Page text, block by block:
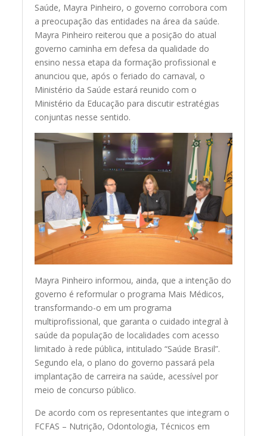
Saúde, Mayra Pinheiro, o governo corrobora com
a preocupação das entidades na área da saúde.
Mayra Pinheiro reiterou que a posição do atual
governo caminha em defesa da qualidade do
ensino nessa etapa da formação profissional e
anunciou que, após o feriado do carnaval, o
Ministério da Saúde estará reunido com o
Ministério da Educação para discutir estratégias
conjuntas nesse sentido.
Mayra Pinheiro informou, ainda, que a intenção do
governo é reformular o programa Mais Médicos,
transformando-o em um programa
multiprofissional, que garanta o cuidado integral à
saúde da população de localidades com acesso
limitado à rede pública, intitulado “Saúde Brasil”.
Segundo ela, o plano do governo passará pela
implantação de carreira na saúde, acessível por
meio de concurso público.
De acordo com os representantes que integram o
FCFAS – Nutrição, Odontologia, Técnicos em